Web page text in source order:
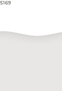
5169